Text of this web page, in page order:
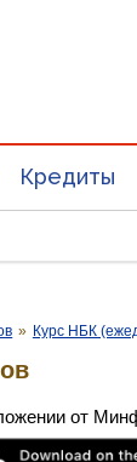
Кредиты
» Курс НБК
от